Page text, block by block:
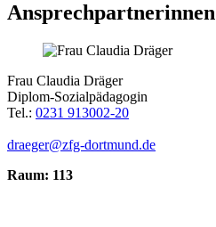
Ansprechpartnerinnen
Frau Claudia Dräger
Diplom-Sozialpädagogin
Tel.: 0231 913002-20
draeger@zfg-dortmund.de
Raum: 113